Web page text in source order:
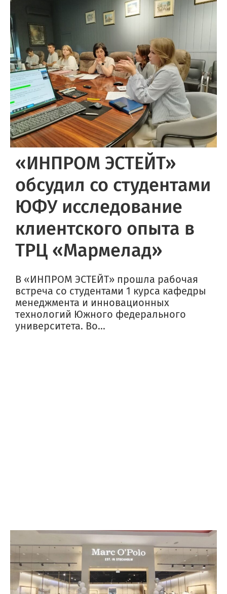
«ИНПРОМ ЭСТЕЙТ»
обсудил со студентами
ЮФУ исследование
клиентского опыта в
ТРЦ «Мармелад»
В «ИНПРОМ ЭСТЕЙТ» прошла рабочая
встреча со студентами 1 курса кафедры
менеджмента и инновационных
технологий Южного федерального
университета. Во...